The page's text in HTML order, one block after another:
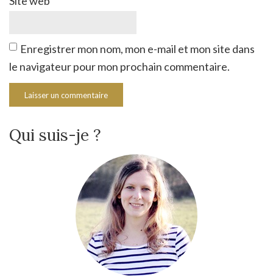
Enregistrer mon nom, mon e-mail et mon site dans
le navigateur pour mon prochain commentaire.
Qui suis-je ?